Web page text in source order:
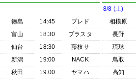
徳島 14:45
プレド
富山 18:30
プラスタ
仙台 18:30
藤枝サ
新潟 19:00
NACK
秋田 19:00
ヤマハ
8/8 (土)
相模原
長野
琉球
鳥取
高知